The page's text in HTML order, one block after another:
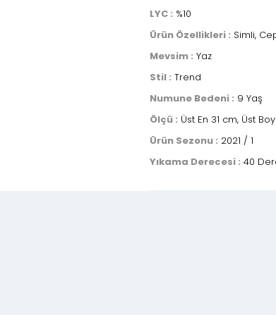
LYC : %10
Ürün Özellikleri : Simli,
Mevsim : Yaz
Stil : Trend
Numune Bedeni : 9 Yaş
Ölçü : Üst En 31 cm, Üst
Ürün Sezonu : 2021 / 1
Yıkama Derecesi : 40